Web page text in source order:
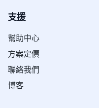
支援
幫助中心
方案定價
聯絡我們
博客